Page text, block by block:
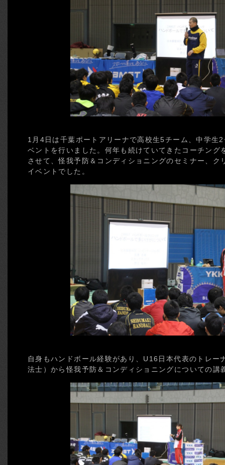
1月4日は千葉ポートアリーナで高校生5チーム、中学生
ベントを行いました。何年も続けていてきたコーチング
させて、怪我予防＆コンディショニングのセミナー、ク
イベントでした。
自身もハンドボール経験があり、U16日本代表のトレー
法士）から怪我予防＆コンディショニングについての講